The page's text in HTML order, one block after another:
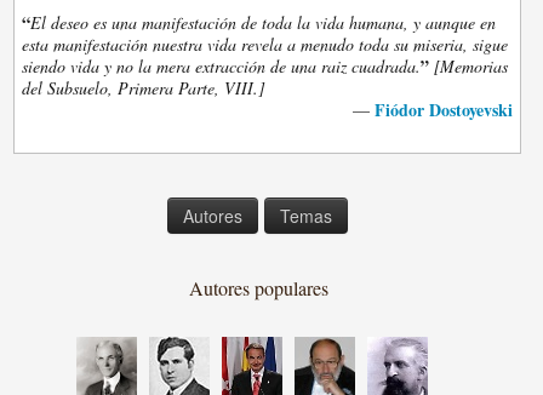
“El deseo es una manifestación de toda la vida humana, y aunque en
esta manifestación nuestra vida revela a menudo toda su miseria, sigue
siendo vida y no la mera extracción de una raiz cuadrada.” [Memorias
del Subsuelo, Primera Parte, VIII.]
— Fiódor Dostoyevski
Autores Temas
Autores populares